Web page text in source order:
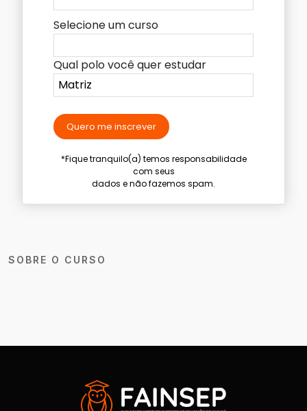
SOBRE O CURSO
Selecione um curso
Qual polo você quer estudar
Quero me inscrever
*Fique tranquilo(a) temos responsabilidade
com seus
dados e não fazemos spam.